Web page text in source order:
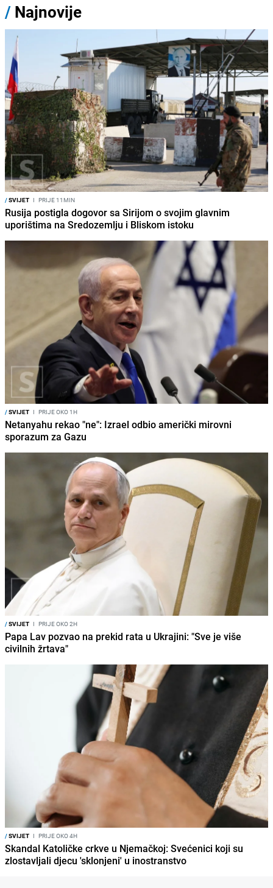
/ Najnovije
/SVIJET I PRIJE 11MIN
Rusija postigla dogovor sa Sirijom o svojim glavnim
uporištima na Sredozemlju i Bliskom istoku
/SVIJET I PRIJE OKO 1H
Netanyahu rekao "ne": Izrael odbio američki mirovni
sporazum za Gazu
/SVIJET I PRIJE OKO 2H
Papa Lav pozvao na prekid rata u Ukrajini: "Sve je više
civilnih žrtava"
/SVIJET I PRIJE OKO 4H
Skandal Katoličke crkve u Njemačkoj: Svećenici koji su
zlostavljali djecu 'sklonjeni' u inostranstvo